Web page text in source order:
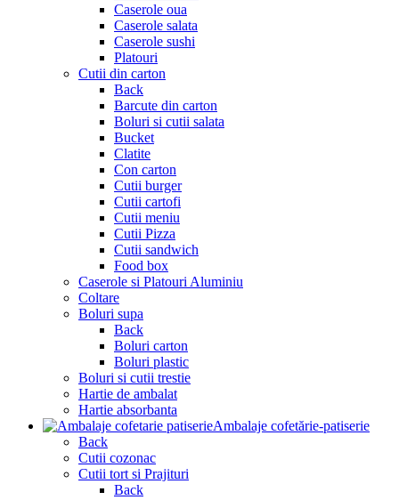
Caserole oua
Caserole salata
Caserole sushi
Platouri
Cutii din carton
Back
Barcute din carton
Boluri si cutii salata
Bucket
Clatite
Con carton
Cutii burger
Cutii cartofi
Cutii meniu
Cutii Pizza
Cutii sandwich
Food box
Caserole si Platouri Aluminiu
Coltare
Boluri supa
Back
Boluri carton
Boluri plastic
Boluri si cutii trestie
Hartie de ambalat
Hartie absorbanta
Ambalaje cofetărie-patiserie
Back
Cutii cozonac
Cutii tort si Prajituri
Back